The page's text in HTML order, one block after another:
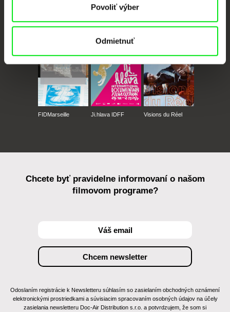
Povoliť výber
Odmietnuť
Against Gravity
FIDMarseille Ji.hlava IDFF Visions du Réel
Chcete byť pravidelne informovaní o našom
filmovom programe?
Odoslaním registrácie k Newsletteru súhlasím so zasielaním obchodných oznámení
elektronickými prostriedkami a súvisiacim spracovaním osobných údajov na účely
zasielania newsletteru Doc-Air Distribution s.r.o. a potvrdzujem, že som si